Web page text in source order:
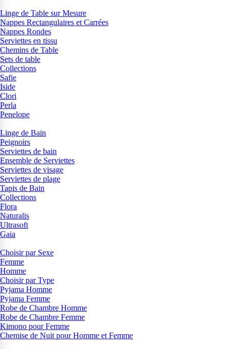
Linge de Table sur Mesure
Nappes Rectangulaires et Carrées
Nappes Rondes
Serviettes en tissu
Chemins de Table
Sets de table
Collections
Safie
Iside
Clori
Perla
Penelope
Linge de Bain
Peignoirs
Serviettes de bain
Ensemble de Serviettes
Serviettes de visage
Serviettes de plage
Tapis de Bain
Collections
Flora
Naturalis
Ultrasoft
Gaia
Choisir par Sexe
Femme
Homme
Choisir par Type
Pyjama Homme
Pyjama Femme
Robe de Chambre Homme
Robe de Chambre Femme
Kimono pour Femme
Chemise de Nuit pour Homme et Femme